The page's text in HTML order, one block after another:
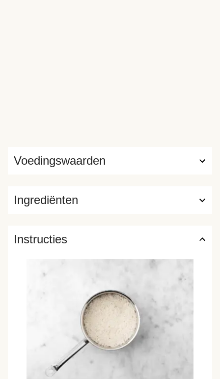
Ingrediënten
Voedingswaarden
Instructies